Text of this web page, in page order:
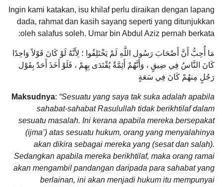
Ingin kami katakan, isu khilaf perlu diraikan dengan lapang
dada, rahmat dan kasih sayang seperti yang ditunjukkan
oleh salafus soleh. Umar bin Abdul Aziz pernah berkata:
مَا أُحِبُّ أَنَّ أَصْحَابَ رَسُول اللَّهِ لَمْ يَخْتَلِفُوا ؛ لِأَنَّهُ لَوْ كَانَ قَوْلاً وَاحِدًا
كَانَ النَّاسُ فِي ضِيقٍ ، وَأَنَّهُمْ أَئِمَّةٌ يُقْتَدَى بِهِمْ ، فَلَوْ أَخَذَ أَحَدٌ بِقَوْل
رَجُلٍ مِنهُمْ كَانَ فِي سَعَةٍ
Maksudnya: “Sesuatu yang saya tak suka adalah apabila
sahabat-sahabat Rasulullah tidak berikhtilaf dalam
sesuatu masalah. Ini kerana apabila mereka bersepakat
(ijma’) atas sesuatu hukum, orang yang menyalahinya
akan dikira sebagai mereka yang (sesat dan salah).
Sedangkan apabila mereka berikhtilaf, maka orang ramai
akan mengambil pandangan daripada para sahabat yang
berlainan, ini akan menjadi hukum itu mempunyai